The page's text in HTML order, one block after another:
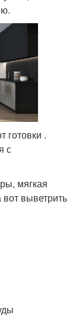
готовки .
с
мягкая
выветрить